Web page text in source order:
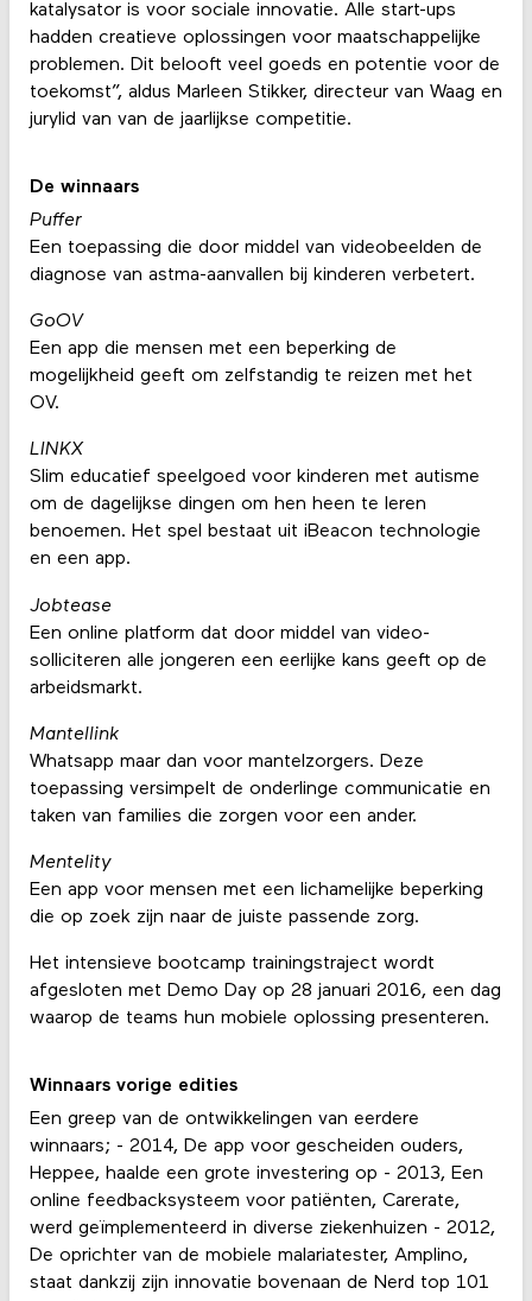
katalysator is voor sociale innovatie. Alle start-ups
hadden creatieve oplossingen voor maatschappelijke
problemen. Dit belooft veel goeds en potentie voor de
toekomst”, aldus Marleen Stikker, directeur van Waag en
jurylid van van de jaarlijkse competitie.
De winnaars
Puffer
Een toepassing die door middel van videobeelden de
diagnose van astma-aanvallen bij kinderen verbetert.
GoOV
Een app die mensen met een beperking de
mogelijkheid geeft om zelfstandig te reizen met het
OV.
LINKX
Slim educatief speelgoed voor kinderen met autisme
om de dagelijkse dingen om hen heen te leren
benoemen. Het spel bestaat uit iBeacon technologie
en een app.
Jobtease
Een online platform dat door middel van video-
solliciteren alle jongeren een eerlijke kans geeft op de
arbeidsmarkt.
Mantellink
Whatsapp maar dan voor mantelzorgers. Deze
toepassing versimpelt de onderlinge communicatie en
taken van families die zorgen voor een ander.
Mentelity
Een app voor mensen met een lichamelijke beperking
die op zoek zijn naar de juiste passende zorg.
Het intensieve bootcamp trainingstraject wordt
afgesloten met Demo Day op 28 januari 2016, een dag
waarop de teams hun mobiele oplossing presenteren.
Winnaars vorige edities
Een greep van de ontwikkelingen van eerdere
winnaars; - 2014, De app voor gescheiden ouders,
Heppee, haalde een grote investering op - 2013, Een
online feedbacksysteem voor patiënten, Carerate,
werd geïmplementeerd in diverse ziekenhuizen - 2012,
De oprichter van de mobiele malariatester, Amplino,
staat dankzij zijn innovatie bovenaan de Nerd top 101